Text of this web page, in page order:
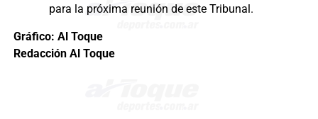
para la próxima reunión de este Tribunal.
Gráfico: Al Toque
Redacción Al Toque